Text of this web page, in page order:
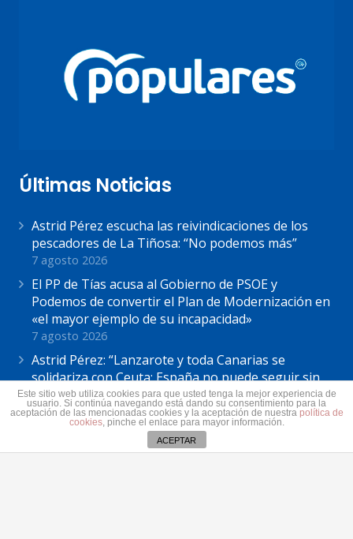
Últimas Noticias
Astrid Pérez escucha las reivindicaciones de los
pescadores de La Tiñosa: “No podemos más”
7 agosto 2026
El PP de Tías acusa al Gobierno de PSOE y
Podemos de convertir el Plan de Modernización en
«el mayor ejemplo de su incapacidad»
7 agosto 2026
Astrid Pérez: “Lanzarote y toda Canarias se
solidariza con Ceuta: España no puede seguir sin
una política migratoria de Estado”
31 julio 2026
Este sitio web utiliza cookies para que usted tenga la mejor experiencia de
usuario. Si continúa navegando está dando su consentimiento para la
aceptación de las mencionadas cookies y la aceptación de nuestra política de
cookies, pinche el enlace para mayor información.
ACEPTAR